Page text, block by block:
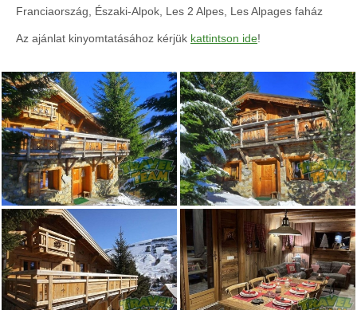
Franciaország, Északi-Alpok, Les 2 Alpes, Les Alpages faház
Az ajánlat kinyomtatásához kérjük kattintson ide!